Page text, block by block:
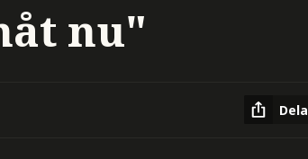
nu"
Dela